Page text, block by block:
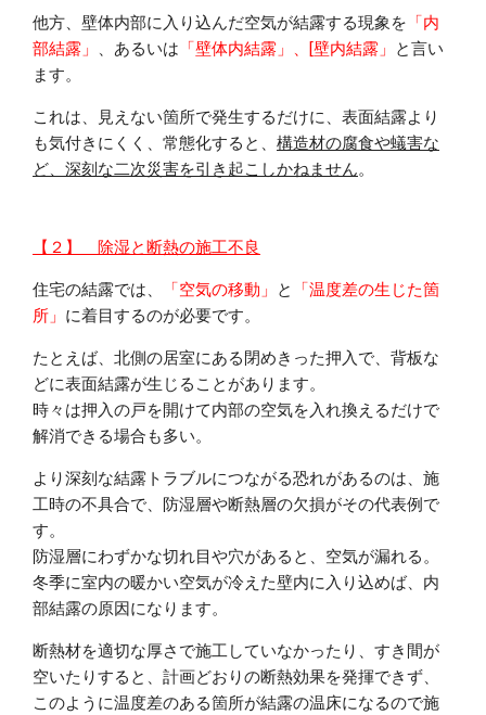
他方、壁体内部に入り込んだ空気が結露する現象を 「内
部結露」
、あるいは 「壁体内結露」、[壁内結露」
と言い
ます。
これは、見えない箇所で発生するだけに、表面結露より
も気付きにくく、常態化すると、 構造材の腐食や蟻害な
ど、深刻な二次災害を引き起こしかねません。
【２】 除湿と断熱の施工不良
住宅の結露では、 「空気の移動」 と
「温度差の生じた箇
所」 に着目するのが必要です。
たとえば、北側の居室にある閉めきった押入で、背板な
どに表面結露が生じることがあります。
時々は押入の戸を開けて内部の空気を入れ換えるだけで
解消できる場合も多い。
より深刻な結露トラブルにつながる恐れがあるのは、施
工時の不具合で、防湿層や断熱層の欠損がその代表例で
す。
防湿層にわずかな切れ目や穴があると、空気が漏れる。
冬季に室内の暖かい空気が冷えた壁内に入り込めば、内
部結露の原因になります。
断熱材を適切な厚さで施工していなかったり、すき間が
空いたりすると、計画どおりの断熱効果を発揮できず、
このように温度差のある箇所が結露の温床になるので施